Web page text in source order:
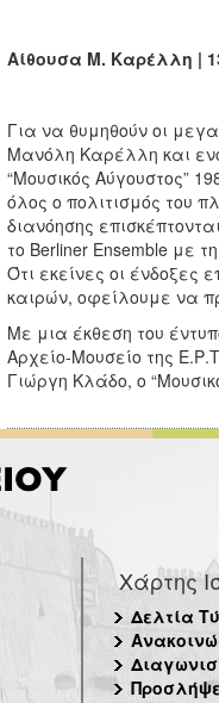
Αίθουσα Μ. Καρέλλη |
Για να θυμηθούν οι
Μανόλη Καρέλλη και
“Μουσικός Αύγουστος”
όλος ο πολιτισμός του
διανόησης
το Berliner Ensemble με
Ότι εκείνες οι ένδοξες
καιρών, οφείλουμε να
Με μια έκθεση του
Αρχείο-Μουσείο της
Γιώργη Κλάδο, ο
Χάρτης
Δελτία